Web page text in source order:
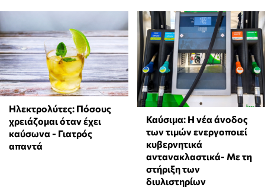
Ηλεκτρολύτες: Πόσους
χρειάζομαι όταν έχει
καύσωνα - Γιατρός
απαντά
Καύσιμα: Η νέα άνοδος
των τιμών ενεργοποιεί
κυβερνητικά
αντανακλαστικά- Με τη
στήριξη των
διυλιστηρίων